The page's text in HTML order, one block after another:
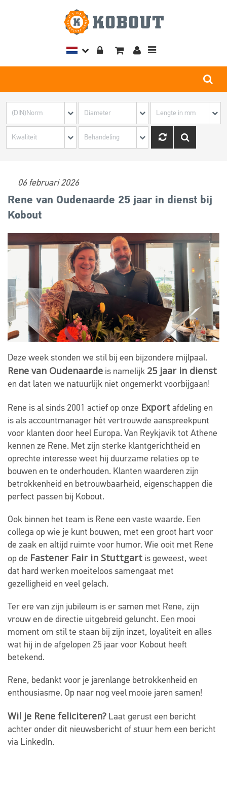
Toggle
06 februari 2026
Rene van Oudenaarde 25 jaar in dienst bij
Kobout
Deze week stonden we stil bij een bijzondere mijlpaal.
Rene van Oudenaarde is namelijk 25 jaar in dienst
en dat laten we natuurlijk niet ongemerkt voorbijgaan!
Rene is al sinds 2001 actief op onze Export afdeling en
is als accountmanager hét vertrouwde aanspreekpunt
voor klanten door heel Europa. Van Reykjavik tot Athene
kennen ze Rene. Met zijn sterke klantgerichtheid en
oprechte interesse weet hij duurzame relaties op te
bouwen en te onderhouden. Klanten waarderen zijn
betrokkenheid en betrouwbaarheid, eigenschappen die
perfect passen bij Kobout.
Ook binnen het team is Rene een vaste waarde. Een
collega op wie je kunt bouwen, met een groot hart voor
de zaak en altijd ruimte voor humor. Wie ooit met Rene
op de Fastener Fair in Stuttgart is geweest, weet
dat hard werken moeiteloos samengaat met
gezelligheid en veel gelach.
Ter ere van zijn jubileum is er samen met Rene, zijn
vrouw en de directie uitgebreid geluncht. Een mooi
moment om stil te staan bij zijn inzet, loyaliteit en alles
wat hij in de afgelopen 25 jaar voor Kobout heeft
betekend.
Rene, bedankt voor je jarenlange betrokkenheid en
enthousiasme. Op naar nog veel mooie jaren samen!
Wil je Rene feliciteren? Laat gerust een bericht
achter onder dit nieuwsbericht of stuur hem een bericht
via LinkedIn.